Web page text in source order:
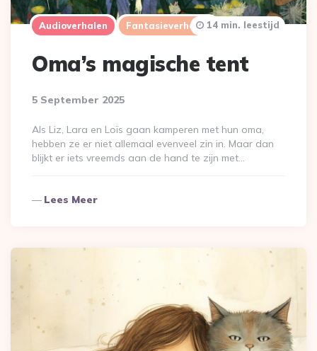
Audioverhalen Fantasieverhalen
Oma’s magische tent
5 September 2025
14 min. leestijd
Als Liz, Lara en Loïs gaan kamperen met hun oma,
hebben ze er niet allemaal evenveel zin in. Maar dan
blijkt er iets vreemds aan de hand te zijn met…
Lees Meer